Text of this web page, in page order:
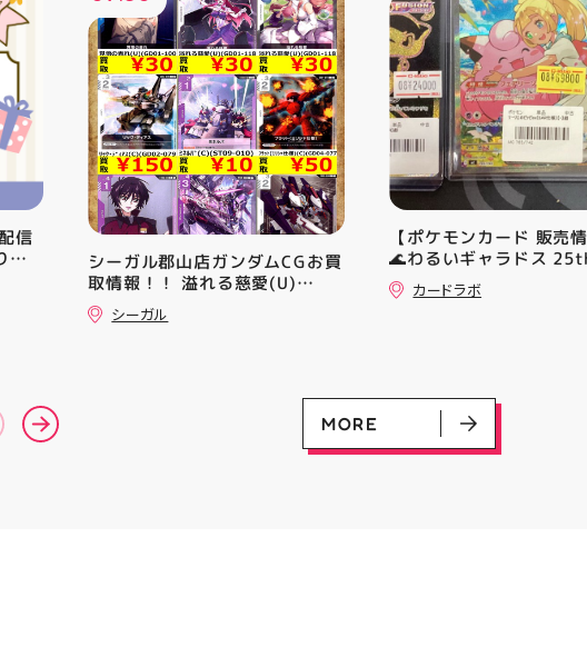
し
と
ン
ッ
方
長
シ
ン
り
信
通
★
り
イ
事やご友人との集まり、夏休み
のお出かけにもぴったり！ 屋台
グルメとBBQを一緒に楽しめる
「お祭りBBQビアガーデン」
で、夏の思い出を作りません
か？ 皆さまのご来店をスタッフ
一同、心よりお待ちしておりま
す お祭りBBQビアガーデン ア
ティ郡山屋台村
━━━━━━━━━━━━━━
━ ご予約・詳細はプロフィール
━━━━━━━━━━━━━━
━ #アティ郡山 #郡山 #郡山グ
ルメ #郡山BBQ #ビアガーデン
#お祭りBBQ #屋台グルメ #手
おでかけ #夏の思い出 #BBQ
シーガル郡山店ガンダムCGお買
取情報！！ 溢れる慈愛(U)
(GD01-118) ￥30 覚悟の表れ
(U)(GD01-100) ￥30 ﾌﾗｯﾄ(ﾐﾘ
シーガル
加お待ちしております！
【ポケモンカード 販売
🌊わるいギャラドス
ーリエのピッピex 🔮ミ
vmax UR 入荷いたしま
カードラボ
MORE